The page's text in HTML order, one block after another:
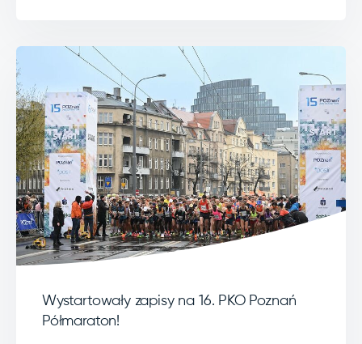
Wystartowały zapisy na 16. PKO Poznań
Półmaraton!